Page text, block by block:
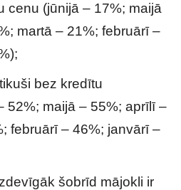
cenu (jūnijā – 17%; maijā
martā – 21%; februārī –
bez kredītu
52%; maijā – 55%; aprīlī –
februārī – 46%; janvārī –
šobrīd mājokli ir